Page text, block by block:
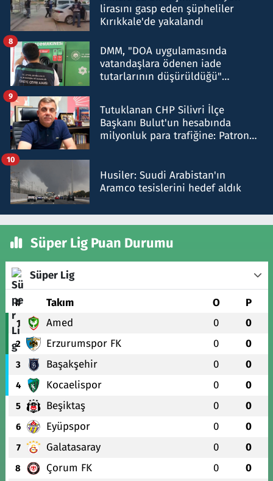
lirasını gasp eden şüpheliler
Kırıkkale'de yakalandı
DMM, "DOA uygulamasında
vatandaşlara ödenen iade
tutarlarının düşürüldüğü"
8
Tutuklanan CHP Silivri İlçe
Başkanı Bulut'un hesabında
milyonluk para trafiğine: Patron
9
Husiler: Suudi Arabistan'ın
Aramco tesislerini hedef aldık
10
Süper Lig Puan Durumu
Süper Lig
# Takım O P
1 Amed 0 0
2 Erzurumspor FK 0 0
3 Başakşehir 0 0
4 Kocaelispor 0 0
5 Beşiktaş 0 0
6 Eyüpspor 0 0
7 Galatasaray 0 0
8 Çorum FK 0 0